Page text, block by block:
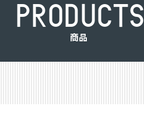
PRODUCTS
商品